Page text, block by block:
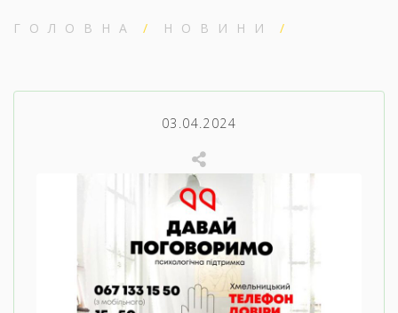
ГОЛОВНА НОВИНИ
03.04.2024